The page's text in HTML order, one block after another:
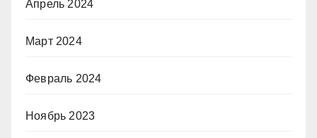
Апрель 2024
Март 2024
Февраль 2024
Ноябрь 2023